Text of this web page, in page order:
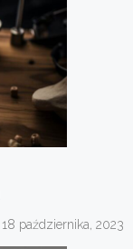
18 października, 2023